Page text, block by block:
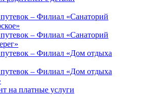
– Филиал «Санаторий
– Филиал «Санаторий
– Филиал «Дом отдыха
– Филиал «Дом отдыха
на платные услуги